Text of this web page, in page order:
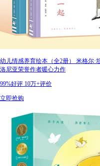
幼儿情感养育绘本（全2册） 米格尔·
洛尼亚荣誉作者暖心力作
99%好评 10万+评价
立即抢购